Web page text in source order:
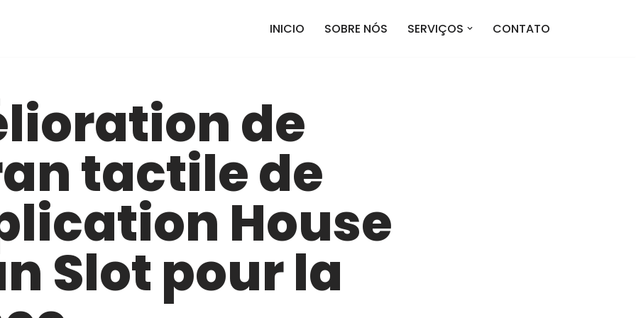
INICIO SOBRE NÓS SERVIÇOS CONTATO
de
tactile de
House
Slot pour la